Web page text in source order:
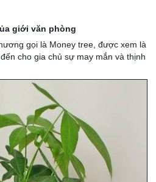
giới văn phòng
gọi là Money tree, được xem là
cho gia chủ sự may mắn và thịnh